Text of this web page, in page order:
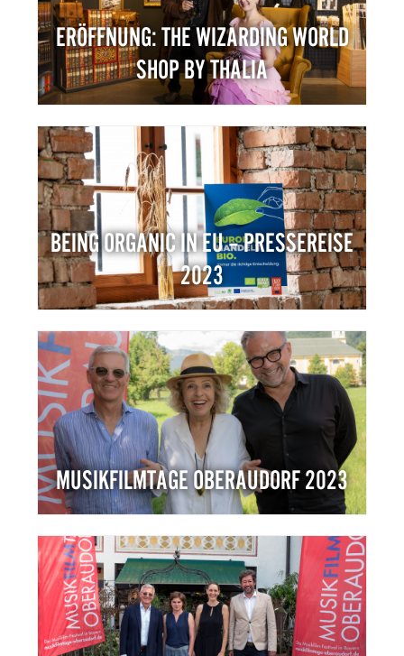
ERÖFFNUNG: THE WIZARDING WORLD
SHOP BY THALIA
BEING ORGANIC IN EU – PRESSEREISE
2023
MUSIKFILMTAGE OBERAUDORF 2023